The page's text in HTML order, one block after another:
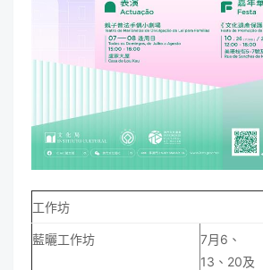
工作坊
藍曬工作坊
7月6、
13、20及